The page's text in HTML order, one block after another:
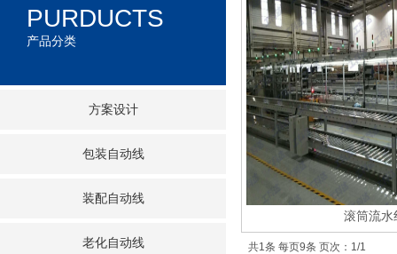
滚筒流水
共1条 每页9条 页次：1/1
PURDUCTS
产品分类
方案设计
包装自动线
装配自动线
老化自动线